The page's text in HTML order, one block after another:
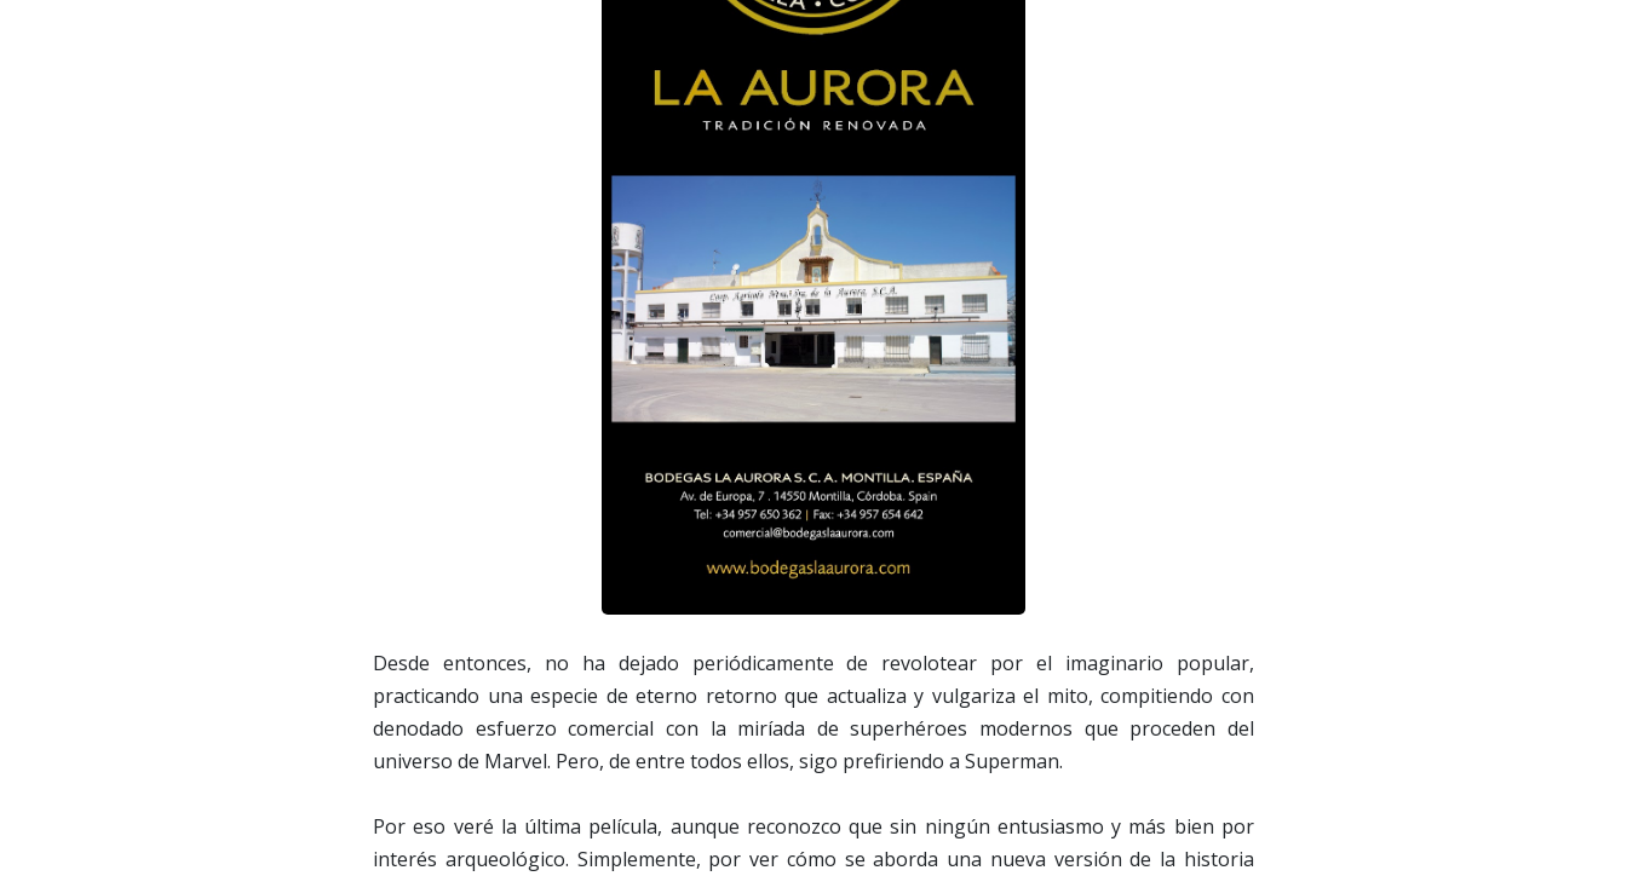
Desde entonces, no ha dejado periódicamente de revolotear por el imaginario popular,
practicando una especie de eterno retorno que actualiza y vulgariza el mito, compitiendo con
denodado esfuerzo comercial con la miríada de superhéroes modernos que proceden del
universo de Marvel. Pero, de entre todos ellos, sigo prefiriendo a Superman.
Por eso veré la última película, aunque reconozco que sin ningún entusiasmo y más bien por
interés arqueológico. Simplemente, por ver cómo se aborda una nueva versión de la historia